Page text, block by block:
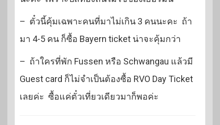
– ตั๋วนี้คุ้มเฉพาะคนที่มาไม่เกิน 3 คนนะคะ ถ้า
มา 4-5 คน ก็ซื้อ Bayern ticket น่าจะคุ้มกว่า
– ถ้าใครที่พัก Fussen หรือ Schwangau แล้วมี
Guest card ก็ไม่จำเป็นต้องซื้อ RVO Day Ticket
เลยค่ะ ซื้อแค่ตั๋วเที่ยวเดียวมาก็พอค่ะ